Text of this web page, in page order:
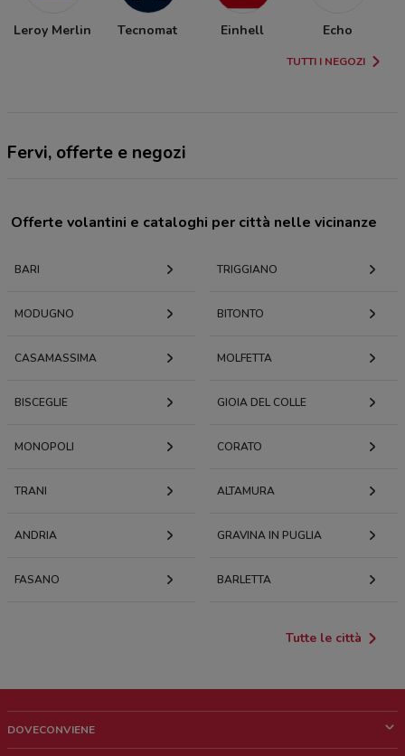
Leroy Merlin Tecnomat Einhell Echo
TUTTI I NEGOZI
Fervi, offerte e negozi
Offerte volantini e cataloghi per città nelle vicinanze
BARI TRIGGIANO
MODUGNO BITONTO
CASAMASSIMA MOLFETTA
BISCEGLIE GIOIA DEL COLLE
MONOPOLI CORATO
TRANI ALTAMURA
ANDRIA GRAVINA IN PUGLIA
FASANO BARLETTA
Tutte le città
DOVECONVIENE